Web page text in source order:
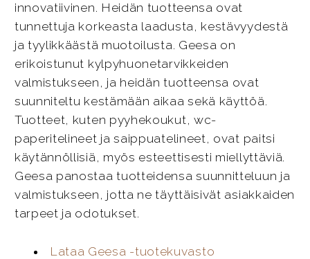
innovatiivinen. Heidän tuotteensa ovat
tunnettuja korkeasta laadusta, kestävyydestä
ja tyylikkäästä muotoilusta. Geesa on
erikoistunut kylpyhuonetarvikkeiden
valmistukseen, ja heidän tuotteensa ovat
suunniteltu kestämään aikaa sekä käyttöä.
Tuotteet, kuten pyyhekoukut, wc-
paperitelineet ja saippuatelineet, ovat paitsi
käytännöllisiä, myös esteettisesti miellyttäviä.
Geesa panostaa tuotteidensa suunnitteluun ja
valmistukseen, jotta ne täyttäisivät asiakkaiden
tarpeet ja odotukset.
Lataa Geesa -tuotekuvasto